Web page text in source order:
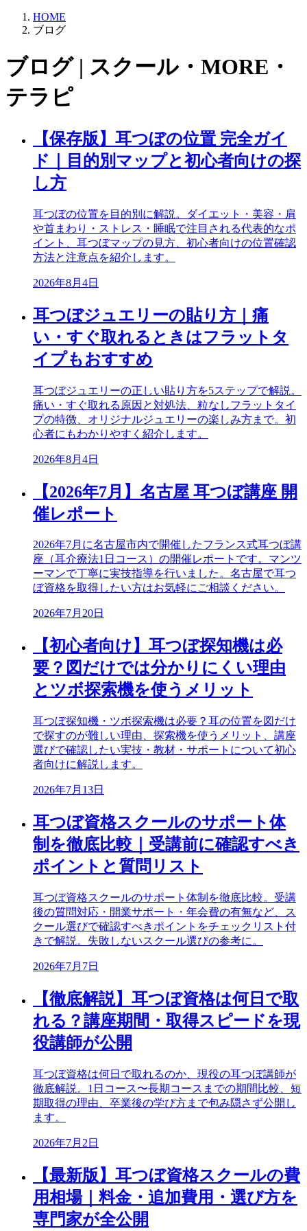
HOME
ブログ
ブログ | スクール・MORE・
テラピ
【保存版】耳つぼの位置 完全ガイ
ド｜目的別マップと初心者向けの探
し方
耳つぼの位置を目的別に解説。ダイエット・美容・肩
や首まわり・ストレス・睡眠で注目される代表的なポ
イント、耳つぼマップの見方、初心者向けの位置確認
方法と注意点を紹介します。
2026年8月4日
耳つぼジュエリーの貼り方｜痛
い・すぐ取れるときはフラットタ
イプもおすすめ
耳つぼジュエリーの正しい貼り方を5ステップで解説。
痛い・すぐ取れる原因と対処法、粒なしフラットタイ
プの特徴、オリジナルジュエリーの楽しみ方まで。初
心者にもわかりやすく紹介します。
2026年8月4日
【2026年7月】名古屋 耳つぼ講座 開
催レポート
2026年7月に名古屋市内で開催したフランス式耳つぼ講
座（耳介療法1日コース）の開催レポートです。マンツ
ーマンで丁寧に実技指導を行いました。名古屋で耳つ
ぼ資格を取得したい方はお気軽にご相談ください。
2026年7月20日
【初心者向け】耳つぼ探知機は必
要？図だけでは分かりにくい理由
とツボ探索機を使うメリット
耳つぼ探知機・ツボ探索機は必要？耳の位置を図だけ
で探すのが難しい理由、探索機を使うメリット、講座
選びで確認したい実技・教材・サポートについて初心
者向けに解説します。
2026年7月13日
耳つぼ資格スクールのサポート体
制を徹底比較｜受講前に確認すべき
ポイントと質問リスト
耳つぼ資格スクールのサポート体制を徹底比較。受講
後の質問対応・開業サポート・年会費の有無など、ス
クール選びで確認すべきポイントをチェックリスト付
きで解説。失敗しないスクール選びの参考に。
2026年7月7日
【徹底解説】耳つぼ資格は何日で取
れる？講座期間・取得スピードを現
役講師が公開
耳つぼ資格は何日で取れるのか、現役の耳つぼ講師が
徹底解説。1日コース〜長期コースまでの期間比較、短
期取得の理由、卒業後の学び方まで包み隠さず公開し
ます。
2026年7月2日
【最新版】耳つぼ資格スクールの費
用相場｜料金・追加費用・選び方を
専門家が全公開